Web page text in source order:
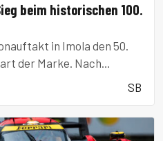
beim historischen 100.
in Imola den 50.
der Marke. Nach
siegt das #8 Toyota- SB